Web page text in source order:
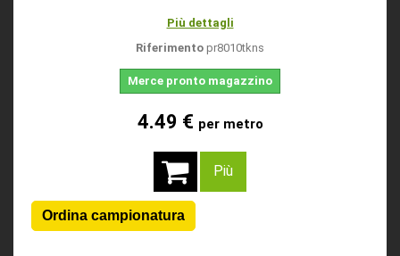
Più dettagli
Riferimento pr8010tkns
Merce pronto magazzino
4.49 € per metro
Più